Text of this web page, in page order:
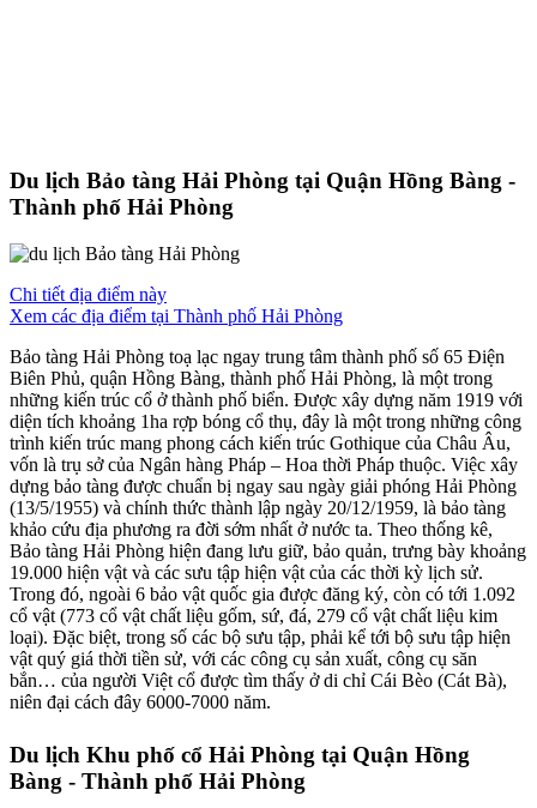
Du lịch Bảo tàng Hải Phòng tại Quận Hồng Bàng -
Thành phố Hải Phòng
Chi tiết địa điểm này
Xem các địa điểm tại Thành phố Hải Phòng
Bảo tàng Hải Phòng toạ lạc ngay trung tâm thành phố số 65 Điện
Biên Phủ, quận Hồng Bàng, thành phố Hải Phòng, là một trong
những kiến trúc cổ ở thành phố biển. Được xây dựng năm 1919 với
diện tích khoảng 1ha rợp bóng cổ thụ, đây là một trong những công
trình kiến trúc mang phong cách kiến trúc Gothique của Châu Âu,
vốn là trụ sở của Ngân hàng Pháp – Hoa thời Pháp thuộc. Việc xây
dựng bảo tàng được chuẩn bị ngay sau ngày giải phóng Hải Phòng
(13/5/1955) và chính thức thành lập ngày 20/12/1959, là bảo tàng
khảo cứu địa phương ra đời sớm nhất ở nước ta. Theo thống kê,
Bảo tàng Hải Phòng hiện đang lưu giữ, bảo quản, trưng bày khoảng
19.000 hiện vật và các sưu tập hiện vật của các thời kỳ lịch sử.
Trong đó, ngoài 6 bảo vật quốc gia được đăng ký, còn có tới 1.092
cổ vật (773 cổ vật chất liệu gốm, sứ, đá, 279 cổ vật chất liệu kim
loại). Đặc biệt, trong số các bộ sưu tập, phải kể tới bộ sưu tập hiện
vật quý giá thời tiền sử, với các công cụ sản xuất, công cụ săn
bắn… của người Việt cổ được tìm thấy ở di chỉ Cái Bèo (Cát Bà),
niên đại cách đây 6000-7000 năm.
Du lịch Khu phố cổ Hải Phòng tại Quận Hồng
Bàng - Thành phố Hải Phòng